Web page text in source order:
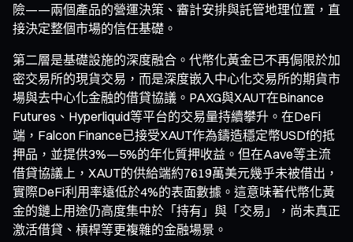
險——兩個產品的營運決策、審計安排與託管地理位置，直
接決定整個市場的信任基礎。
第二層是基礎設施的深度融合。代幣化黃金已不再侷限於加
密交易所的現貨交易，而是深度嵌入中心化交易所的期貨市
場與去中心化金融的借貸協議。PAXG與XAUT在Binance
Futures、Hyperliquid等平台的交易量持續攀升。在DeFi
端，Falcon Finance已接受XAUT作為鑄造穩定幣USDf的抵
押品，並提供3%—5%的年化質押收益。但在Aave等主流
借貸協議上，XAUT的供給端約7619萬美元幾乎未被借出，
實際DeFi利用率遠低於4%的表面數據。這意味著代幣化黃
金的鏈上用途仍高度集中於「持有」與「交易」，尚未真正
激活借貸、槓桿等更複雜的金融場景。